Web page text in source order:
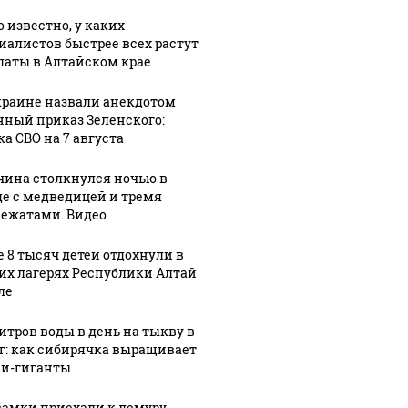
1
Политические
партии и
Общественная
Алтайского
края
соглашение
известно, у каких
быстрее всех растут
в Алтайском крае
назвали анекдотом
приказ Зеленского:
СВО на 7 августа
столкнулся ночью в
с медведицей и тремя
Видео
8 тысяч детей отдохнули в
лагерях Республики Алтай
воды в день на тыкву в
как сибирячка выращивает
гиганты